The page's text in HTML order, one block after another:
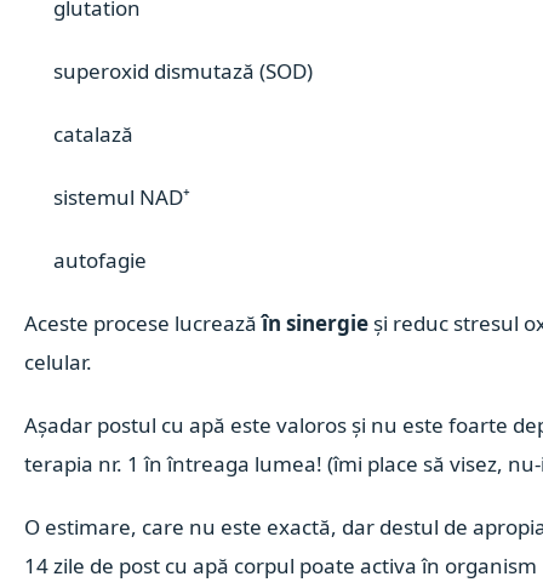
glutation
superoxid dismutază (SOD)
catalază
sistemul NAD⁺
autofagie
Aceste procese lucreazăîn sinergie și reduc stresul
celular.
Așadar postul cu apă este valoros și nu este foarte
terapia nr. 1 în întreaga lumea! (îmi place să visez, nu-
O estimare, care nu este exactă, dar destul de
14 zile de post cu apă corpul poate activa în